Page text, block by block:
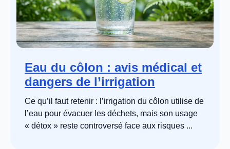
Eau du côlon : avis médical et
dangers de l’irrigation
Ce qu’il faut retenir : l’irrigation du côlon utilise de
l’eau pour évacuer les déchets, mais son usage
« détox » reste controversé face aux risques ...